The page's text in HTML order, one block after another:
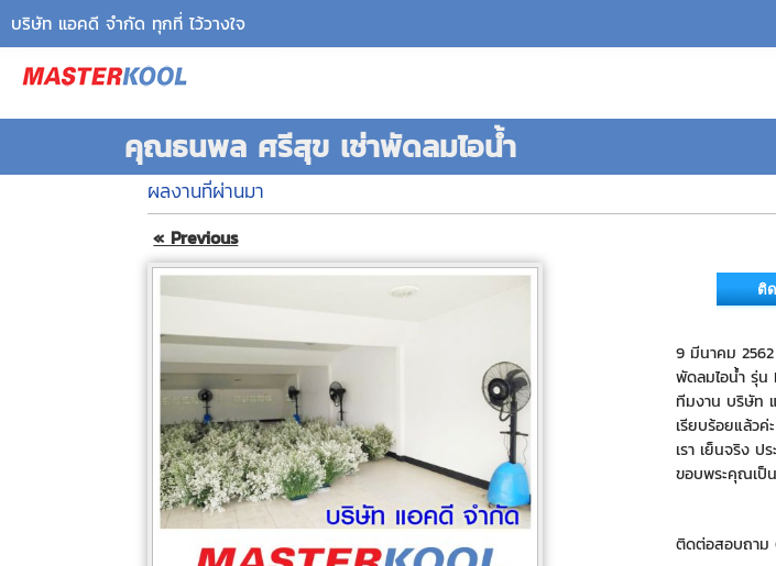
บริษัท แอคดี จำกัด ทุกที่ ไว้วางใจ
คุณธนพล ศรีสุข เช่าพัดลมไอน้ำ
ผลงานที่ผ่านมา
« Previous
9 มีนาคม
พัดลมไอน้ำ รุ่น
ทีมงาน บริษัท
เรียบร้อยแล้ว
เรา เย็นจริง
ขอบพระคุณเป็
ติดต่อสอบถาม